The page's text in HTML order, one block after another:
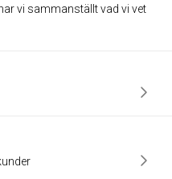
vi sammanställt vad vi vet